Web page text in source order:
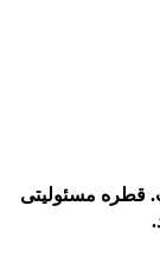
مسئولیتی